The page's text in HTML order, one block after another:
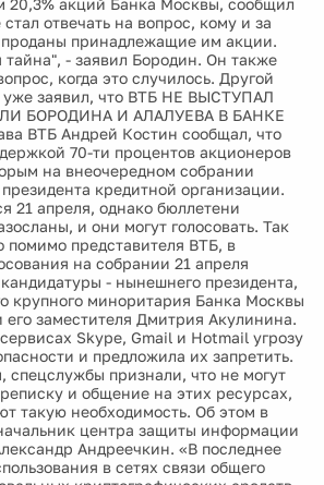
акций Банка Москвы, сообщил
отвечать на вопрос, кому и за
принадлежащие им акции.
тайна", - заявил Бородин. Он также
когда это случилось. Другой
уже заявил, что ВТБ НЕ ВЫСТУПАЛ
БОРОДИНА И АЛАЛУЕВА В БАНКЕ
ВТБ Андрей Костин сообщал, что
70-ти процентов акционеров
на внеочередном собрании
кредитной организации.
21 апреля, однако бюллетени
и они могут голосовать. Так
помимо представителя ВТБ, в
на собрании 21 апреля
- нынешнего президента,
крупного миноритария Банка Москвы
заместителя Дмитрия Акулинина.
Skype, Gmail и Hotmail угрозу
и предложила их запретить.
спецслужбы признали, что не могут
и общение на этих ресурсах,
такую необходимость. Об этом в
центра защиты информации
Андреечкин. «В последнее
в сетях связи общего